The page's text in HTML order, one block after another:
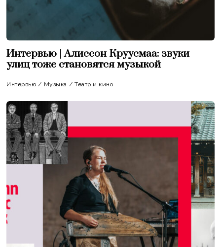
Интервью | Алиссон Круусмаа: звуки
улиц тоже становятся музыкой
Интервью / Музыка / Театр и кино